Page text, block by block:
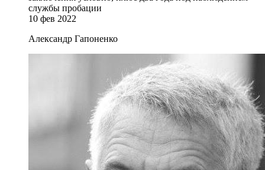
службы пробации
10 фев 2022
Александр Гапоненко